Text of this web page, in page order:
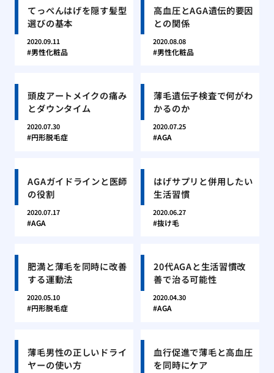
てっぺんはげを隠す髪型
選びの基本
2020.09.11
男性化粧品
高血圧とAGA遺伝的要因
との関係
2020.08.08
男性化粧品
頭皮アートメイクの痛み
とダウンタイム
2020.07.30
円形脱毛症
薄毛遺伝子検査で何がわ
かるのか
2020.07.25
AGA
AGAガイドラインと医師
の役割
2020.07.17
AGA
はげサプリと併用したい
生活習慣
2020.06.27
抜け毛
肥満と薄毛を同時に改善
する運動法
2020.05.10
円形脱毛症
20代AGAと生活習慣改
善で治る可能性
2020.04.30
AGA
薄毛男性の正しいドライ
ヤーの使い方
血行促進で薄毛と高血圧
を同時にケア